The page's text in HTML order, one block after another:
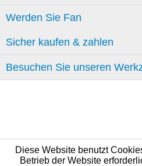
Werden Sie Fan
Sicher kaufen & zahlen
Besuchen Sie unseren
Diese Website benutzt
Betrieb der Website